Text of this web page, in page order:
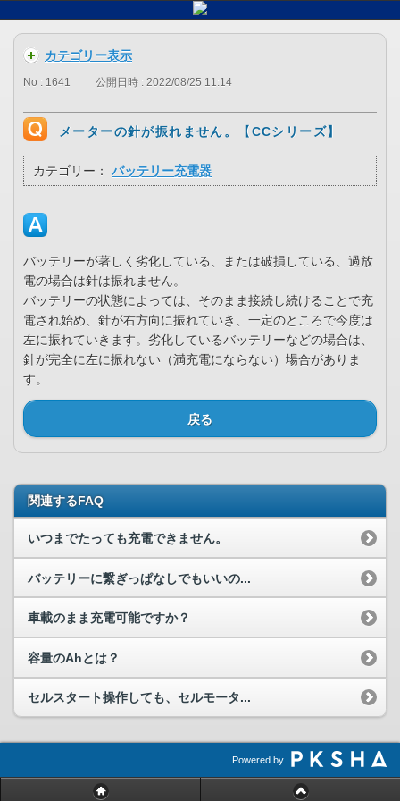
カテゴリー表示
No : 1641 公開日時 : 2022/08/25 11:14
メーターの針が振れません。【CCシリーズ】
カテゴリー： バッテリー充電器
バッテリーが著しく劣化している、または破損している、過放
電の場合は針は振れません。
バッテリーの状態によっては、そのまま接続し続けることで充
電され始め、針が右方向に振れていき、一定のところで今度は
左に振れていきます。劣化しているバッテリーなどの場合は、
針が完全に左に振れない（満充電にならない）場合がありま
す。
戻る
関連するFAQ
いつまでたっても充電できません。
バッテリーに繋ぎっぱなしでもいいの...
車載のまま充電可能ですか？
容量のAhとは？
セルスタート操作しても、セルモータ...
Powered by